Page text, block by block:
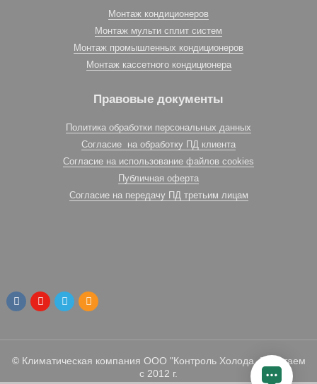
Монтаж кондиционеров
Монтаж мульти сплит систем
Монтаж промышленных кондиционеров
Монтаж кассетного кондиционера
Правовые документы
Политика обработки персональных данных
Согласие на обработку ПД клиента
Согласие на использование файлов cookies
Публичная оферта
Согласие на передачу ПД третьим лицам
© Климатическая компания ООО "Контроль Холода. Работаем
с 2012 г.